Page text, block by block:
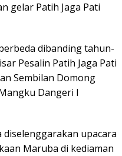
gelar Patih Jaga Pati
dibanding tahun-
Pesalin Patih Jaga Pati
Sembilan Domong
Dangeri I
upacara
Maruba di kediaman